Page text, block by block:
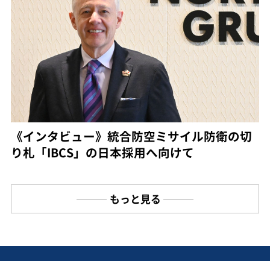
《インタビュー》統合防空ミサイル防衛の切
り札「IBCS」の日本採用へ向けて
もっと見る